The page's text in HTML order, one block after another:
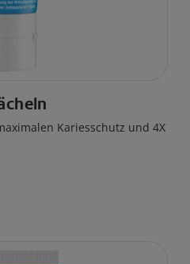
Kariesschutz und 4X